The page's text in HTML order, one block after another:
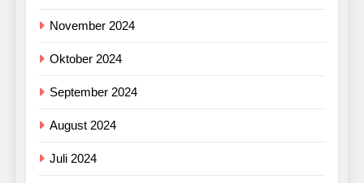
November 2024
Oktober 2024
September 2024
August 2024
Juli 2024